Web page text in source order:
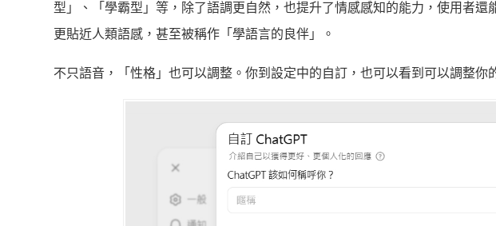
型」、「學霸型」等，除了語調更自然，也提升了情感感知的能力，使用者還
更貼近人類語感，甚至被稱作「學語言的良伴」。
不只語音，「性格」也可以調整。你到設定中的自訂，也可以看到可以調整你